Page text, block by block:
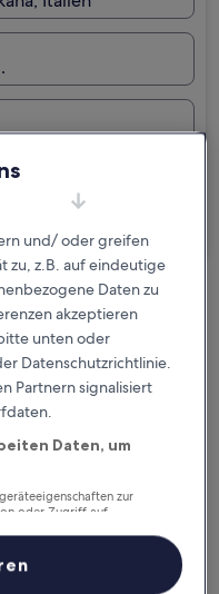
bei
für Mitglieder
Daten
und/ oder greifen
zu, z.B. auf eindeutige
Daten zu
akzeptieren
unten oder
Datenschutzrichtlinie.
Partnern signalisiert
Daten, um
zur
oder Zugriff auf
Performance von Inhalten,
Verbesserung von